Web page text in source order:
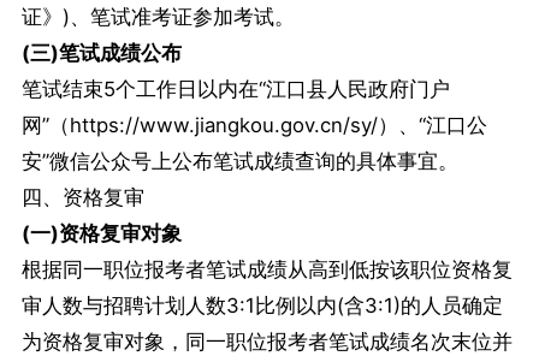
证》)、笔试准考证参加考试。
(三)笔试成绩公布
笔试结束5个工作日以内在“江口县人民政府门户
网”（https://www.jiangkou.gov.cn/sy/）、“江口公
安”微信公众号上公布笔试成绩查询的具体事宜。
四、资格复审
(一)资格复审对象
根据同一职位报考者笔试成绩从高到低按该职位资格复
审人数与招聘计划人数3:1比例以内(含3:1)的人员确定
为资格复审对象，同一职位报考者笔试成绩名次末位并